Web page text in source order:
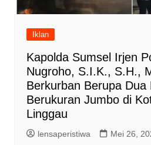
Iklan
Kapolda Sumsel Irjen
Nugroho, S.I.K., S.H.,
Berkurban Berupa Dua
Berukuran Jumbo di
Linggau
lensaperistiwa Mei 26,